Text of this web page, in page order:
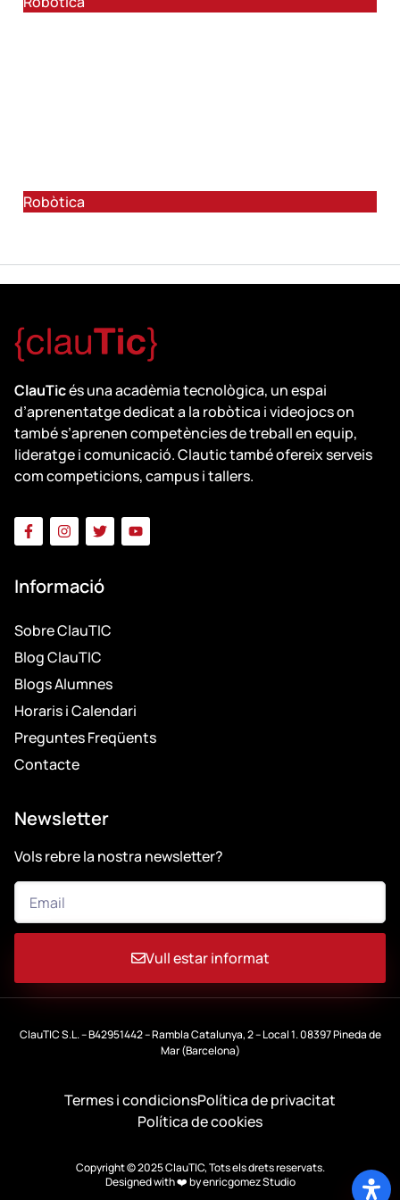
Robòtica
ClauTicés una acadèmia tecnològica, un espai
d’aprenentatge dedicat a la robòtica i videojocs on
també s’aprenen competències de treball en equip,
lideratge i comunicació. Clautic també ofereix serveis
com competicions, campus i tallers.
Informació
Sobre ClauTIC
Blog ClauTIC
Blogs Alumnes
Horaris i Calendari
Preguntes Freqüents
Contacte
Newsletter
Vols rebre la nostra newsletter?
Vull estar informat
ClauTIC S.L. – B42951442 – Rambla Catalunya, 2 – Local 1. 08397 Pineda de
Mar (Barcelona)
Copyright © 2025 ClauTIC, Tots els drets reservats.
Designed with ❤️ byenricgomez Studio
Termes i condicionsPolítica de privacitat
Política de cookies